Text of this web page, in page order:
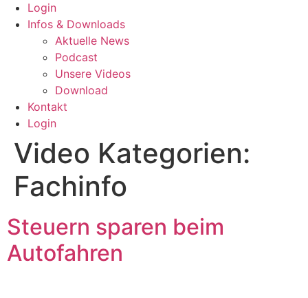
Login
Infos & Downloads
Aktuelle News
Podcast
Unsere Videos
Download
Kontakt
Login
Video Kategorien:
Fachinfo
Steuern sparen beim
Autofahren